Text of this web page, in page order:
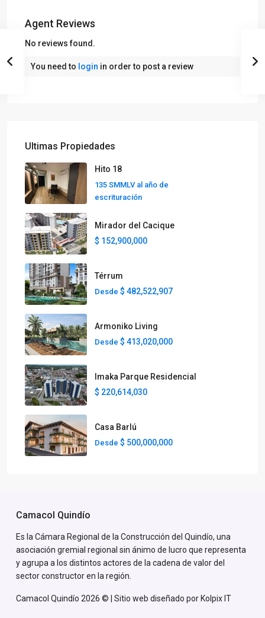
Agent Reviews
No reviews found.
You need to login in order to post a review
Ultimas Propiedades
Hito 18
135 SMMLV al año de
escrituración
Mirador del Cacique
$ 152,900,000
Térrum
Desde $ 482,522,907
Armoniko Living
Desde $ 413,020,000
Imaka Parque Residencial
$ 220,614,030
Casa Barlú
Desde $ 500,000,000
Camacol Quindío
Es la Cámara Regional de la Construcción del Quindío, una
asociación gremial regional sin ánimo de lucro que representa
y agrupa a los distintos actores de la cadena de valor del
sector constructor en la región.
Camacol Quindío 2026 © | Sitio web diseñado por Kolpix IT